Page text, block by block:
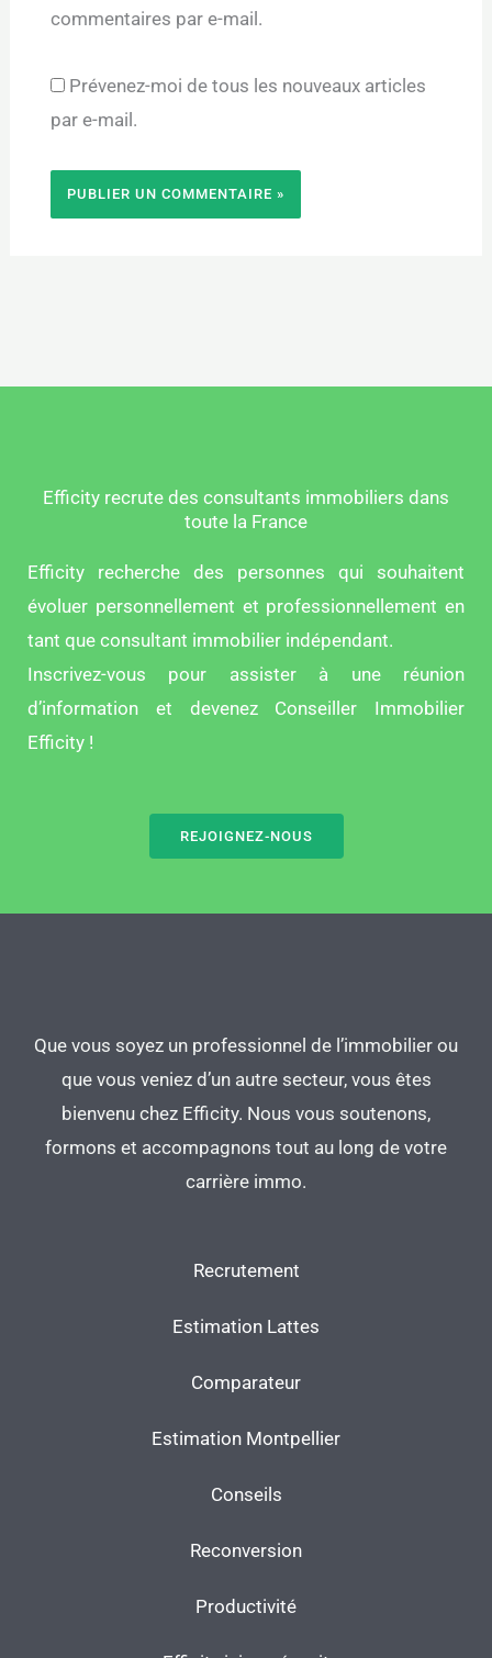
commentaires par e-mail.
Prévenez-moi de tous les nouveaux articles
par e-mail.
Efficity recrute des consultants immobiliers dans
toute la France
Efficity recherche des personnes qui souhaitent
évoluer personnellement et professionnellement en
tant que consultant immobilier indépendant.
Inscrivez-vous pour assister à une réunion
d’information et devenez Conseiller Immobilier
Efficity !
REJOIGNEZ-NOUS
Que vous soyez un professionnel de l’immobilier ou
que vous veniez d’un autre secteur, vous êtes
bienvenu chez Efficity. Nous vous soutenons,
formons et accompagnons tout au long de votre
carrière immo.
Recrutement
Estimation Lattes
Comparateur
Estimation Montpellier
Conseils
Reconversion
Productivité